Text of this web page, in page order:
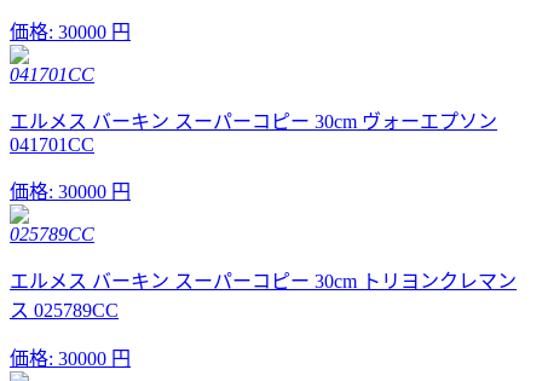
価格: 30000 円
041701CC
エルメス バーキン スーパーコピー 30cm ヴォーエプソン
041701CC
価格: 30000 円
025789CC
エルメス バーキン スーパーコピー 30cm トリヨンクレマン
ス 025789CC
価格: 30000 円